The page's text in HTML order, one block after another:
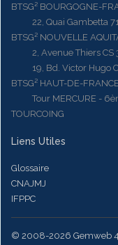
BTSG² BOURGOGNE-
22, Quai Gambetta
BTSG² NOUVELLE
2, Avenue Thiers CS
19, Bd. Victor Hugo
BTSG² HAUT-DE-FRANCE
Tour MERCURE -
TOURCOING
Liens Utiles
Glossaire
CNAJMJ
IFPPC
© 2008-2026 Gemweb